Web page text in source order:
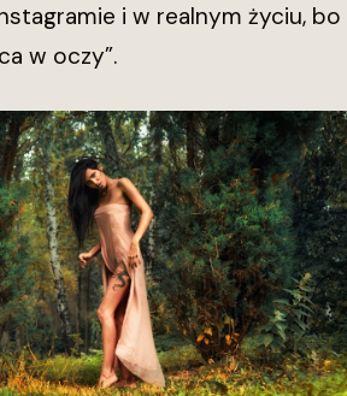
i w realnym życiu, bo
w oczy”.